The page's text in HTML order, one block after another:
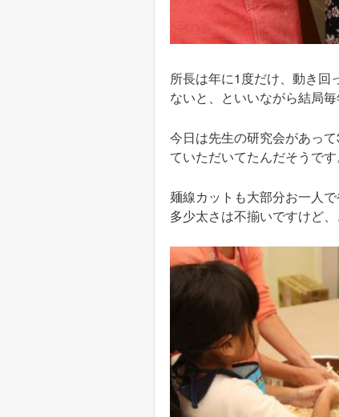
所長は年に1度だけ、動き回
ないと、といいながら結局
今日は先生の研究会があっ
ていただいてたんだそうです
麺線カットも大部分お一人
多少太さは不揃いですけど